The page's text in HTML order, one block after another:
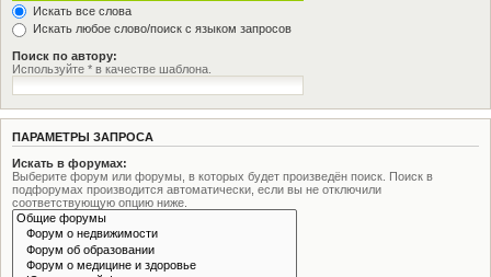
Искать все слова
Искать любое слово/поиск с языком запросов
Поиск по автору:
Используйте * в качестве шаблона.
ПАРАМЕТРЫ ЗАПРОСА
Искать в форумах:
Выберите форум или форумы, в которых будет произведён поиск. Поиск в
подфорумах производится автоматически, если вы не отключили
соответствующую опцию ниже.